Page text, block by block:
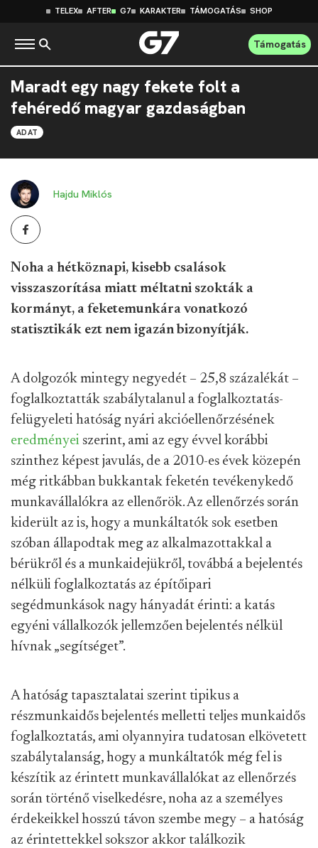
TELEX AFTER G7 KARAKTER TÁMOGATÁS SHOP
Támogatás
Maradt egy nagy fekete folt a
fehéredő magyar gazdaságban
ADAT
Hajdu Miklós
Noha a hétköznapi, kisebb csalások
visszaszorítása miatt méltatni szokták a
kormányt, a feketemunkára vonatkozó
statisztikák ezt nem igazán bizonyítják.
A dolgozók mintegy negyedét – 25,8 százalékát –
foglalkoztatták szabálytalanul a foglalkoztatás-
felügyeleti hatóság nyári akcióellenőrzésének
eredményei szerint, ami az egy évvel korábbi
szinthez képest javulás, de a 2010-es évek közepén
még ritkábban bukkantak feketén tevékenykedő
munkavállalókra az ellenőrök. Az ellenőrzés során
kiderült az is, hogy a munkáltatók sok esetben
szóban állapodtak meg az alkalmazottakkal a
bérükről és a munkaidejükről, továbbá a bejelentés
nélküli foglalkoztatás az építőipari
segédmunkások nagy hányadát érinti: a katás
egyéni vállalkozók jellemzően bejelentés nélkül
hívnak „segítséget”.
A hatóság tapasztalatai szerint tipikus a
részmunkaidős bejelentés melletti teljes munkaidős
foglalkoztatás, ami olyannyira tudatosan elkövetett
szabálytalanság, hogy a munkáltatók még fel is
készítik az érintett munkavállalókat az ellenőrzés
során történő viselkedésre, noha az a személyes
érdekeikkel hosszú távon szembe megy – a hatóság
az érintettekkel sokszor akkor találkozik